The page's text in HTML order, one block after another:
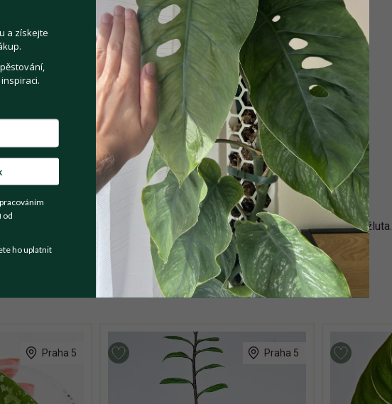
Twitter Email
Pokojové rostliny
ještě není úplně dobarvený, postupně se světlejší části zbarví více do žluta.
Praha 5 Praha 5
a získejte
od
ho uplatnit